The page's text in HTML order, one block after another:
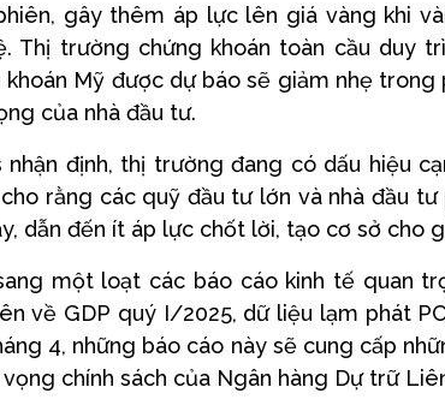
gây thêm áp lực lên giá vàng khi
Thị trường chứng khoán toàn cầu duy
khoán Mỹ được dự báo sẽ giảm nhẹ
của nhà đầu tư.
nhận định, thị trường đang có dấu hiệu
rằng các quỹ đầu tư lớn và nhà đầu tư
dẫn đến ít áp lực chốt lời, tạo cơ sở cho
một loạt các báo cáo kinh tế quan
về GDP quý I/2025, dữ liệu lạm phát
4, những báo cáo này sẽ cung cấp
chính sách của Ngân hàng Dự trữ